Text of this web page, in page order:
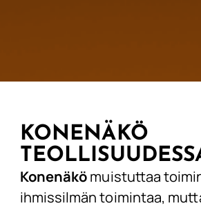
KONENÄKÖ
Konenäkömuistuttaa
ihmissilmän toimintaa,